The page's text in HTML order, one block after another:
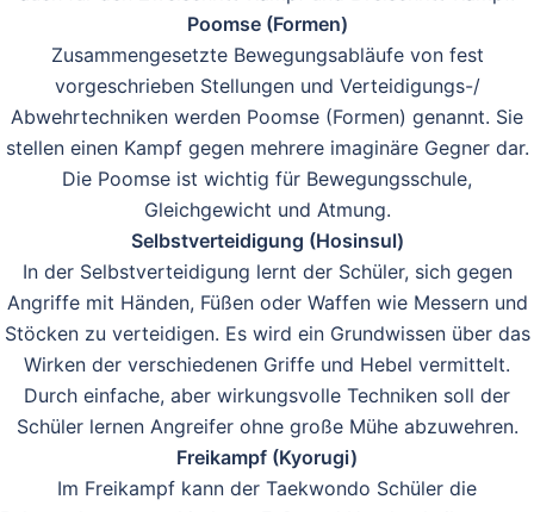
Poomse (Formen)
Zusammengesetzte Bewegungsabläufe von fest
vorgeschrieben Stellungen und Verteidigungs-/
Abwehrtechniken werden Poomse (Formen) genannt. Sie
stellen einen Kampf gegen mehrere imaginäre Gegner dar.
Die Poomse ist wichtig für Bewegungsschule,
Gleichgewicht und Atmung.
Selbstverteidigung (Hosinsul)
In der Selbstverteidigung lernt der Schüler, sich gegen
Angriffe mit Händen, Füßen oder Waffen wie Messern und
Stöcken zu verteidigen. Es wird ein Grundwissen über das
Wirken der verschiedenen Griffe und Hebel vermittelt.
Durch einfache, aber wirkungsvolle Techniken soll der
Schüler lernen Angreifer ohne große Mühe abzuwehren.
Freikampf (Kyorugi)
Im Freikampf kann der Taekwondo Schüler die